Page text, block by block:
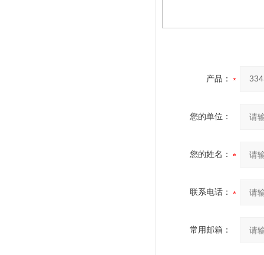
产品：
您的单位：
您的姓名：
联系电话：
常用邮箱：